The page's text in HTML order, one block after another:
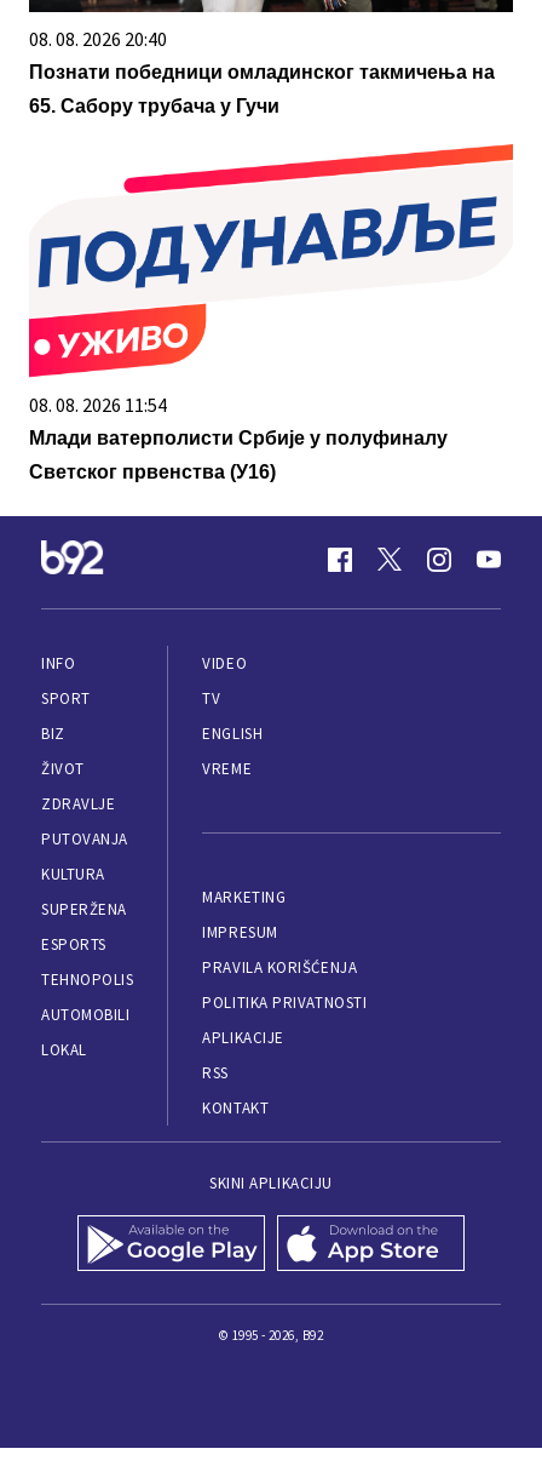
08. 08. 2026 20:40
Познати победници омладинског такмичења на
65. Сабору трубача у Гучи
08. 08. 2026 11:54
Млади ватерполисти Србије у полуфиналу
Светског првенства (У16)
INFO
SPORT
BIZ
ŽIVOT
ZDRAVLJE
PUTOVANJA
KULTURA
SUPERŽENA
ESPORTS
TEHNOPOLIS
AUTOMOBILI
LOKAL
VIDEO
TV
ENGLISH
VREME
MARKETING
IMPRESUM
PRAVILA KORIŠĆENJA
POLITIKA PRIVATNOSTI
APLIKACIJE
RSS
KONTAKT
SKINI APLIKACIJU
© 1995 - 2026, B92